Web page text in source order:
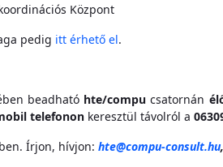
Központ
pedig itt érhető el.
beadható hte/compu csatornán
telefonon keresztül távolról a
Írjon, hívjon: hte@compu-consult.hu